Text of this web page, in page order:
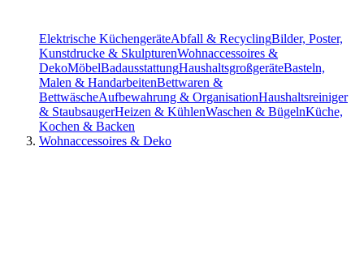
Elektrische KüchengeräteAbfall & RecyclingBilder, Poster,
Kunstdrucke & SkulpturenWohnaccessoires &
DekoMöbelBadausstattungHaushaltsgroßgeräteBasteln,
Malen & HandarbeitenBettwaren &
BettwäscheAufbewahrung & OrganisationHaushaltsreiniger
& StaubsaugerHeizen & KühlenWaschen & BügelnKüche,
Kochen & Backen
Wohnaccessoires & Deko